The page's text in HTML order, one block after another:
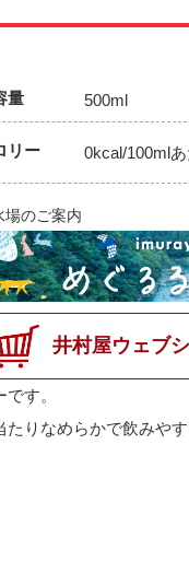
量 500ml
リー 0kcal/100mlあ
場のご案内
井村屋ウェブ
す。
りなめらかで飲みやす